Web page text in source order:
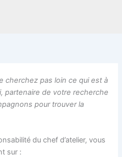
cherchez pas loin ce qui est à
partenaire de votre recherche
pour trouver la
du chef d’atelier, vous
sur :